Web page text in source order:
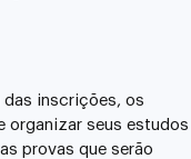
inscrições, os
organizar seus estudos
provas que serão